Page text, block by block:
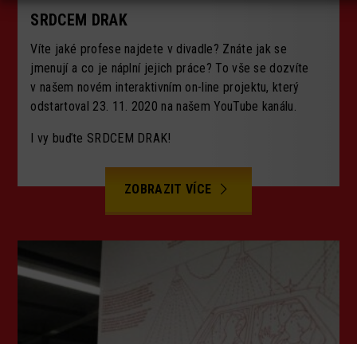
SRDCEM DRAK
Víte jaké profese najdete v divadle? Znáte jak se
jmenují a co je náplní jejich práce? To vše se dozvíte
v našem novém interaktivním on-line projektu, který
odstartoval 23. 11. 2020 na našem YouTube kanálu.
I vy buďte SRDCEM DRAK!
ZOBRAZIT VÍCE